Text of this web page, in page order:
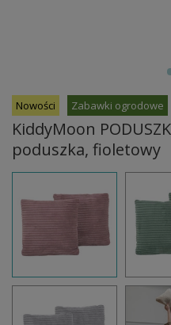
Nowości Zabawki ogrodowe
KiddyMoon
poduszka, fioletowy